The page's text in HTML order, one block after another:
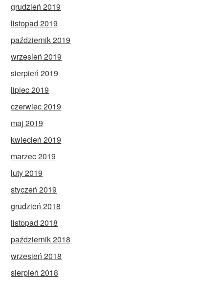
grudzień 2019
listopad 2019
październik 2019
wrzesień 2019
sierpień 2019
lipiec 2019
czerwiec 2019
maj 2019
kwiecień 2019
marzec 2019
luty 2019
styczeń 2019
grudzień 2018
listopad 2018
październik 2018
wrzesień 2018
sierpień 2018